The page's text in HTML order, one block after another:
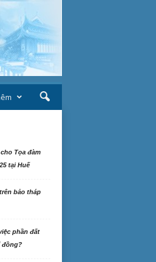
Tọa đàm
tại Huế
bảo tháp
phần đất
đồng?